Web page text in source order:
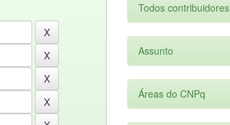
Todos contribuidores
Assunto
Áreas do CNPq